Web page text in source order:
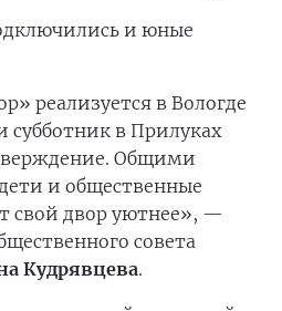
и юные
реализуется в Вологде
субботник в Прилуках
Общими
и общественные
свой двор уютнее», —
совета
Кудрявцева.